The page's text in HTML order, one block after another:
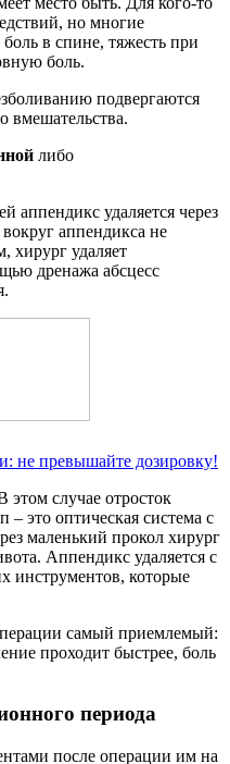
но многие
в спине, тяжесть при
боль.
подвергаются
вмешательства.
либо
аппендикс удаляется через
аппендикса не
хирург удаляет
дренажа абсцесс
не превышайте дозировку!
этом случае отросток
– это оптическая система с
маленький прокол хирург
Аппендикс удаляется с
инструментов, которые
самый приемлемый:
проходит быстрее, боль
периода
после операции им на